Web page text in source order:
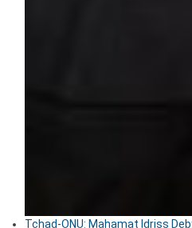
Tchad-ONU: Mahamat Idriss